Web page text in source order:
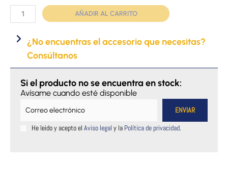
AÑADIR AL CARRITO
¿No encuentras el accesorio que necesitas?
Consúltanos
Si el producto no se encuentra en stock:
Avísame cuando esté disponible
He leido y acepto el Aviso legal y la Política de privacidad